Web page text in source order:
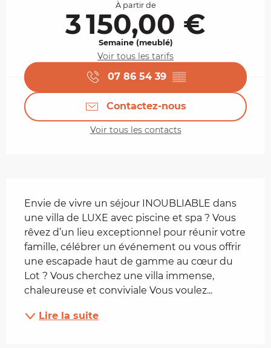
À partir de
3 150,00 €
Semaine (meublé)
Voir tous les tarifs
07 86 54 39 ▒▒
Contactez-nous
Voir tous les contacts
Envie de vivre un séjour INOUBLIABLE dans
une villa de LUXE avec piscine et spa ? Vous
rêvez d’un lieu exceptionnel pour réunir votre
famille, célébrer un événement ou vous offrir
une escapade haut de gamme au cœur du
Lot ? Vous cherchez une villa immense,
chaleureuse et conviviale Vous voulez...
Lire la suite